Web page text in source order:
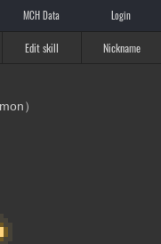
MCH Data Login
Edit skill Nickname
）